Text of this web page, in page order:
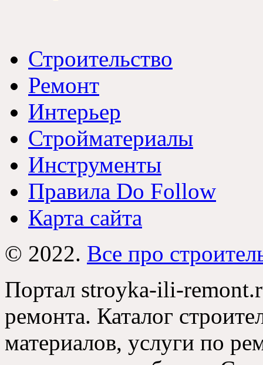
Строительство
Ремонт
Интерьер
Стройматериалы
Инструменты
Правила Do Follow
Карта сайта
© 2022. Все про
Портал stroyka-ili-
ремонта. Каталог
материалов, услуги по